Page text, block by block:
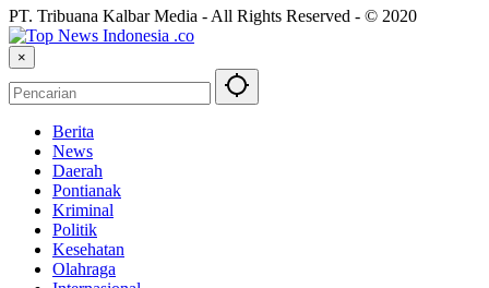
PT. Tribuana Kalbar Media - All Rights Reserved - © 2020
×
Berita
News
Daerah
Pontianak
Kriminal
Politik
Kesehatan
Olahraga